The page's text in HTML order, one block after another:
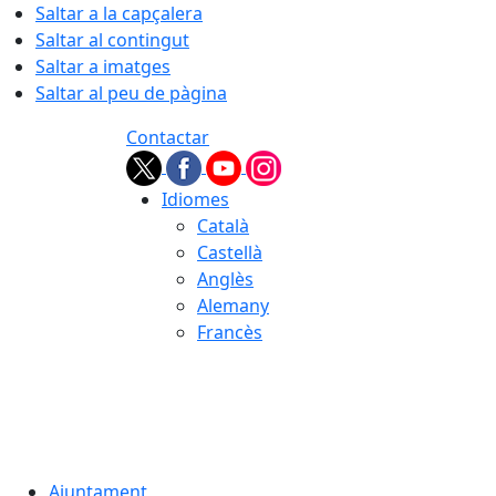
Saltar a la capçalera
Saltar al contingut
Saltar a imatges
Saltar al peu de pàgina
Contactar
Idiomes
Català
Castellà
Anglès
Alemany
Francès